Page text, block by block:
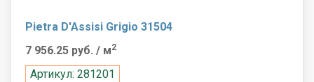
Pietra D'Assisi Grigio 31504
7 956.25 руб. / м2
Артикул: 281201